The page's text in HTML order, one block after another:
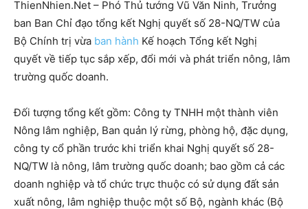
ThienNhien.Net – Phó Thủ tướng Vũ Văn Ninh, Trưởng
ban Ban Chỉ đạo tổng kết Nghị quyết số 28-NQ/TW của
Bộ Chính trị vừa ban hành Kế hoạch Tổng kết Nghị
quyết về tiếp tục sắp xếp, đổi mới và phát triển nông, lâm
trường quốc doanh.
Đối tượng tổng kết gồm: Công ty TNHH một thành viên
Nông lâm nghiệp, Ban quản lý rừng, phòng hộ, đặc dụng,
công ty cổ phần trước khi triển khai Nghị quyết số 28-
NQ/TW là nông, lâm trường quốc doanh; bao gồm cả các
doanh nghiệp và tổ chức trực thuộc có sử dụng đất sản
xuất nông, lâm nghiệp thuộc một số Bộ, ngành khác (Bộ